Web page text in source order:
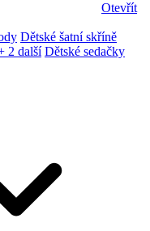
Otevřít
Dětské šatní skříně
2 další Dětské sedačky